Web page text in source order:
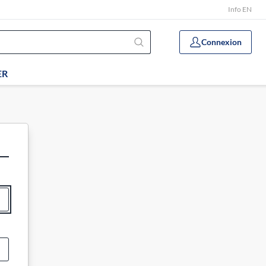
Info EN
Connexion